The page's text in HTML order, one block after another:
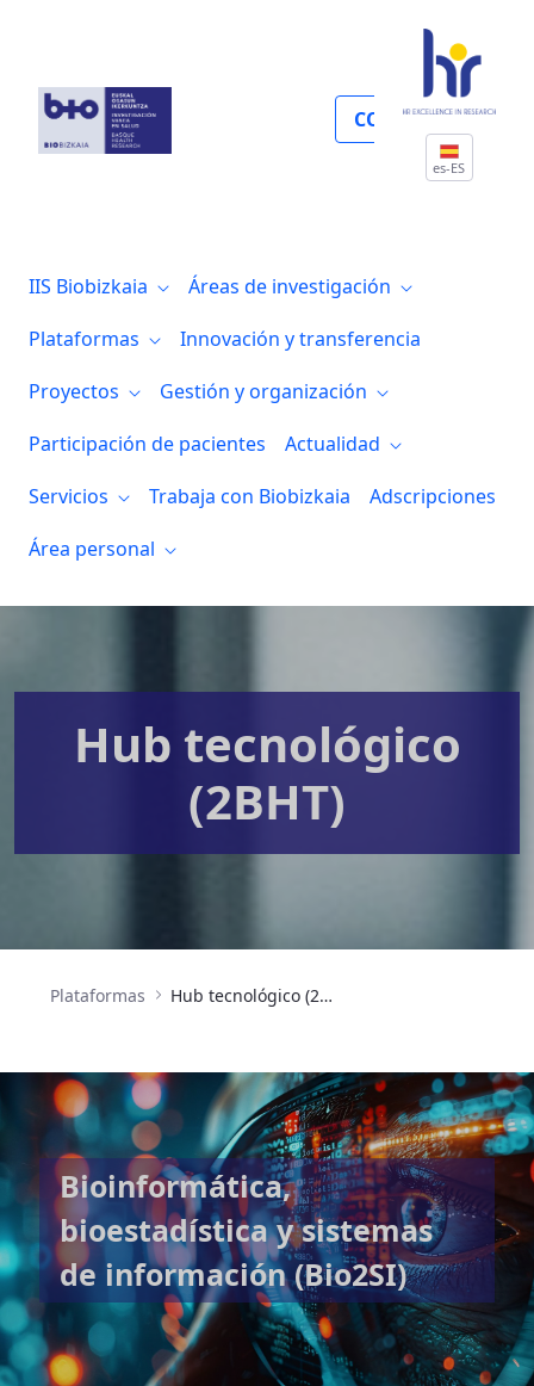
COLABORA
es-ES
IIS Biobizkaia
Áreas de investigación
Plataformas
Innovación y transferencia
Proyectos
Gestión y organización
Participación de pacientes
Actualidad
Servicios
Trabaja con Biobizkaia
Adscripciones
Área personal
Hub tecnológico
(2BHT)
Plataformas Hub tecnológico (2BHT)
Bioinformática,
bioestadística y sistemas
de información (Bio2SI)